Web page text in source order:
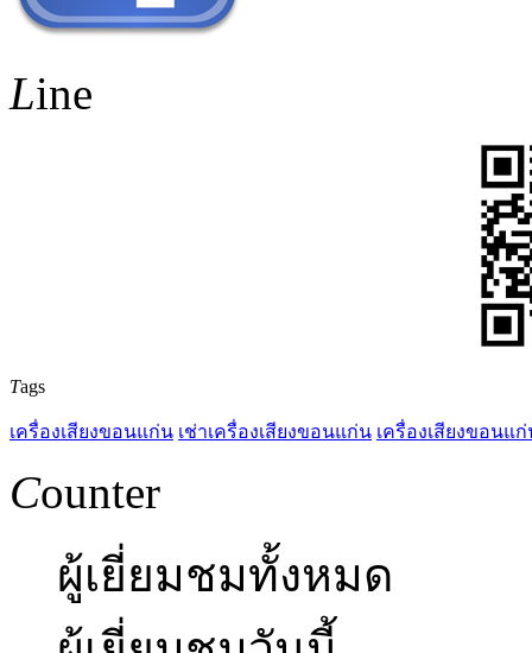
Line
Tags
เครื่องเสียงขอนแก่น เช่าเครื่องเสียงขอนแก่น เครื่องเสียงขอนแ
Counter
ผู้เยี่ยมชมทั้งหมด